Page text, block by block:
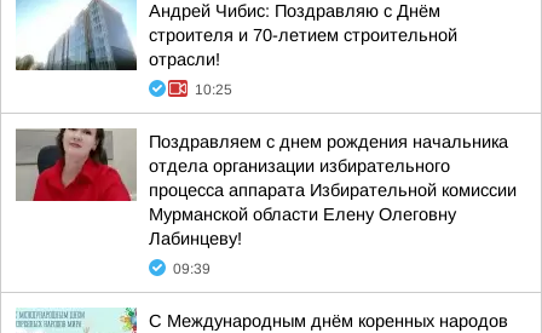
Андрей Чибис: Поздравляю с Днём
строителя и 70-летием строительной
отрасли!
10:25
Поздравляем с днем рождения начальника
отдела организации избирательного
процесса аппарата Избирательной комиссии
Мурманской области Елену Олеговну
Лабинцеву!
09:39
С Международным днём коренных народов